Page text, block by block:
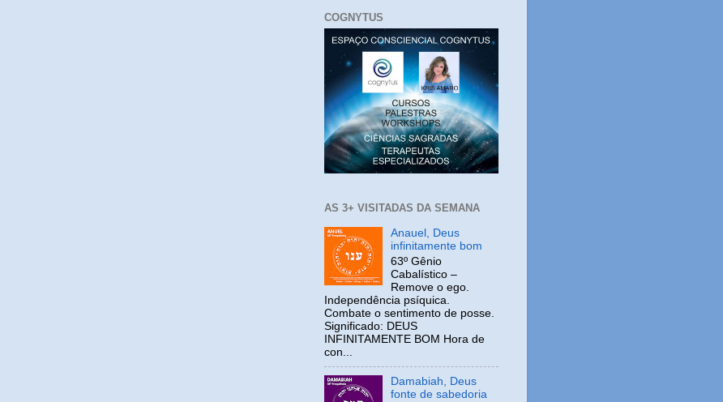
COGNYTUS
AS 3+ VISITADAS DA SEMANA
Anauel, Deus
infinitamente bom
63º Gênio
Cabalístico –
Remove o ego.
Independência psíquica.
Combate o sentimento de posse.
Significado: DEUS
INFINITAMENTE BOM Hora de
con...
Damabiah, Deus
fonte de sabedoria